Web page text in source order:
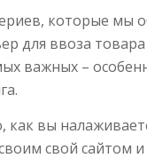
которые мы
для ввоза товара
важных –
как вы
свой сайтом